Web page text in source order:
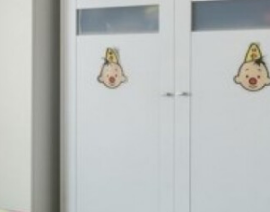
Hoe moeilijk is het om een kamer te vinden in Utrecht?
Tips: om in Utrecht een kamer te vinden!
Hoe werkt Kamers Utrecht
How to translate KamersUtrecht!